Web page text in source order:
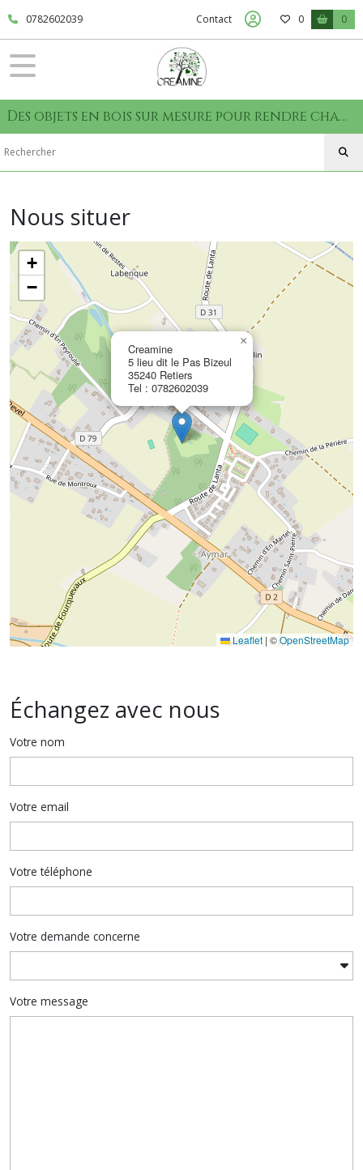
0782602039 Contact 0 0
Des objets en bois sur mesure pour rendre chaque moment unique
Nous situer
Creamine
5 lieu dit le Pas Bizeul
35240 Retiers
Tel : 0782602039
×
+
−
Leaflet | ©OpenStreetMap
Échangez avec nous
Votre nom
Votre email
Votre téléphone
Votre demande concerne
Votre message